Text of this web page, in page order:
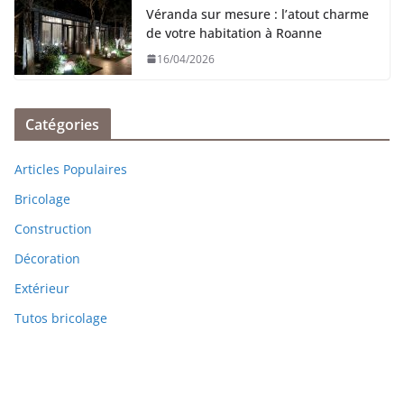
Véranda sur mesure : l’atout charme
de votre habitation à Roanne
16/04/2026
Catégories
Articles Populaires
Bricolage
Construction
Décoration
Extérieur
Tutos bricolage